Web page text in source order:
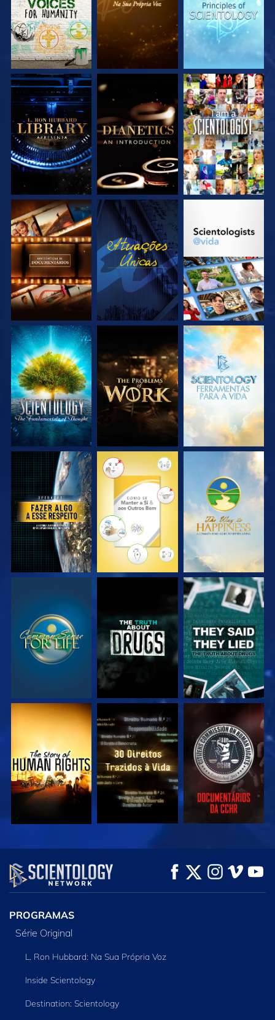
EXPLORE A SÉRIE EXPLORE A SÉRIE VEJA
EXPLORE A SÉRIE VEJA EXPLORE A SÉRIE
EXPLORE A SÉRIE EXPLORE A SÉRIE EXPLORE A SÉRIE
VEJA VEJA VEJA
VEJA VEJA VEJA
VEJA VEJA VEJA
VEJA EXPLORE A SÉRIE
PROGRAMAS
Série Original
L. Ron Hubbard: Na Sua Própria Voz
Inside Scientology
Destination: Scientology